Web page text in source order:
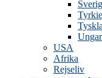
USA
Afrika
Rejseliv